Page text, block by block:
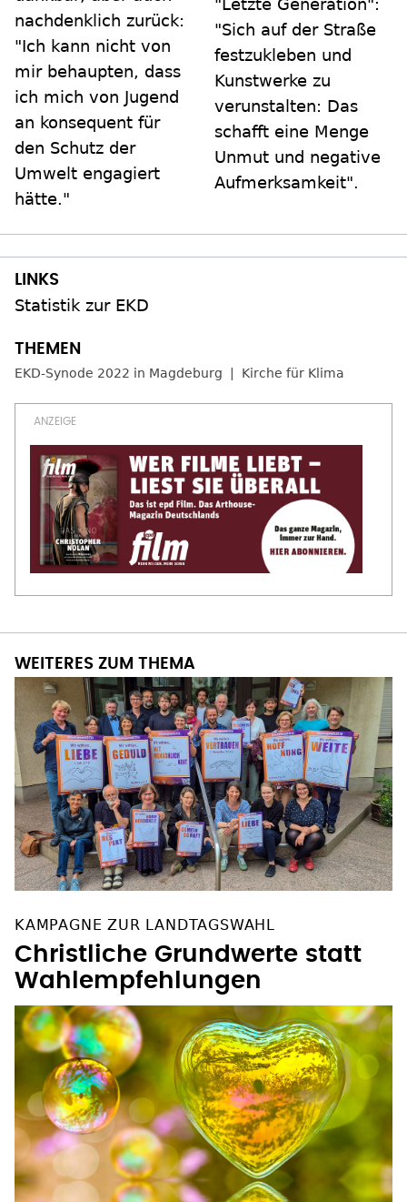
nachdenklich zurück:
"Ich kann nicht von
mir behaupten, dass
ich mich von Jugend
an konsequent für
den Schutz der
Umwelt engagiert
hätte."
"Letzte Generation":
"Sich auf der Straße
festzukleben und
Kunstwerke zu
verunstalten: Das
schafft eine Menge
Unmut und negative
Aufmerksamkeit".
Statistik zur EKD
EKD-Synode 2022 in Magdeburg Kirche für Klima
Christliche Grundwerte statt
Wahlempfehlungen